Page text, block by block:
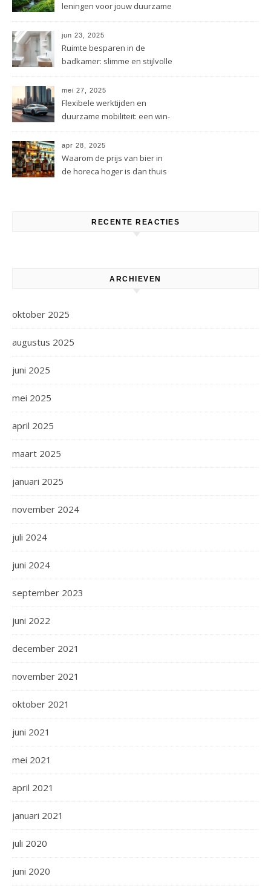
leningen voor jouw duurzame
jun 23, 2025
Ruimte besparen in de
badkamer: slimme en stijlvolle
mei 27, 2025
Flexibele werktijden en
duurzame mobiliteit: een win-
apr 28, 2025
Waarom de prijs van bier in
de horeca hoger is dan thuis
RECENTE REACTIES
ARCHIEVEN
oktober 2025
augustus 2025
juni 2025
mei 2025
april 2025
maart 2025
januari 2025
november 2024
juli 2024
juni 2024
september 2023
juni 2022
december 2021
november 2021
oktober 2021
juni 2021
mei 2021
april 2021
januari 2021
juli 2020
juni 2020